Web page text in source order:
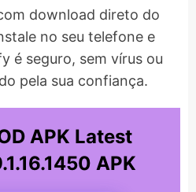
download direto do
no seu telefone e
é seguro, sem vírus ou
pela sua confiança.
APK Latest
APK